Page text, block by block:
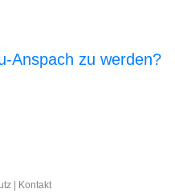
Anspach zu werden?
Kon­takt